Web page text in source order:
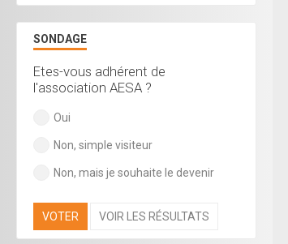
SONDAGE
Etes-vous adhérent de
l'association AESA ?
Oui
Non, simple visiteur
Non, mais je souhaite le devenir
VOTER VOIR LES RÉSULTATS